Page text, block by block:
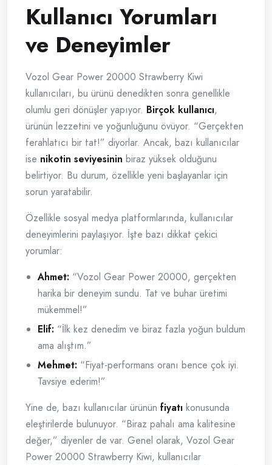
Kullanıcı Yorumları
ve Deneyimler
Vozol Gear Power 20000 Strawberry Kiwi
kullanıcıları, bu ürünü denedikten sonra genellikle
olumlu geri dönüşler yapıyor. Birçok kullanıcı,
ürünün lezzetini ve yoğunluğunu övüyor. “Gerçekten
ferahlatıcı bir tat!” diyorlar. Ancak, bazı kullanıcılar
ise nikotin seviyesinin biraz yüksek olduğunu
belirtiyor. Bu durum, özellikle yeni başlayanlar için
sorun yaratabilir.
Özellikle sosyal medya platformlarında, kullanıcılar
deneyimlerini paylaşıyor. İşte bazı dikkat çekici
yorumlar:
Ahmet: “Vozol Gear Power 20000, gerçekten
harika bir deneyim sundu. Tat ve buhar üretimi
mükemmel!”
Elif: “İlk kez denedim ve biraz fazla yoğun buldum
ama alıştım.”
Mehmet: “Fiyat-performans oranı bence çok iyi.
Tavsiye ederim!”
Yine de, bazı kullanıcılar ürünün fiyatı konusunda
eleştirilerde bulunuyor. “Biraz pahalı ama kalitesine
değer,” diyenler de var. Genel olarak, Vozol Gear
Power 20000 Strawberry Kiwi, kullanıcılar